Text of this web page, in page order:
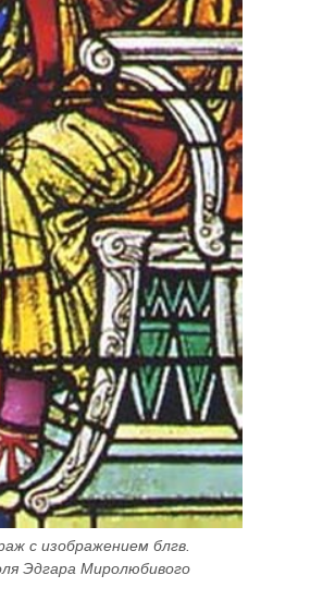
с изображением блгв.
Эдгара Миролюбивого